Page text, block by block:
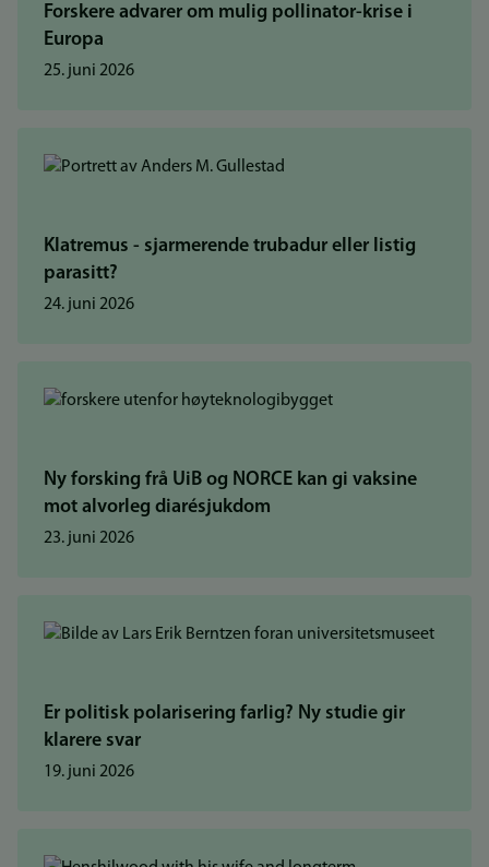
Forskere advarer om mulig pollinator-krise i
Europa
25. juni 2026
Klatremus - sjarmerende trubadur eller listig
parasitt?
24. juni 2026
Ny forsking frå UiB og NORCE kan gi vaksine
mot alvorleg diarésjukdom
23. juni 2026
Er politisk polarisering farlig? Ny studie gir
klarere svar
19. juni 2026